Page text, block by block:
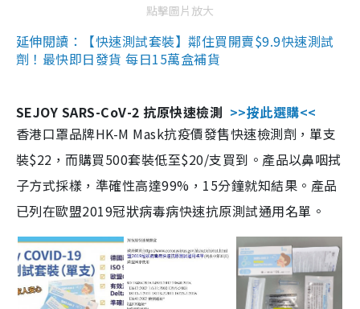
點擊圖片放大
延伸閱讀：【快速測試套裝】鄰住買開賣$9.9快速測試
劑！最快即日發貨 每日15萬盒補貨
SEJOY SARS-CoV-2 抗原快速檢測 >>按此選購<<
香港口罩品牌HK-M Mask抗疫價發售快速檢測劑，單支
裝$22，而購買500套裝低至$20/支買到。產品以鼻咽拭
子方式採樣，準確性高達99%，15分鐘就知結果。產品
已列在歐盟2019冠狀病毒病快速抗原測試通用名單。